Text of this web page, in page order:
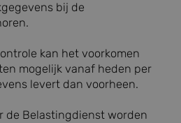
bij de
.
kan het voorkomen
mogelijk vanaf heden per
levert dan voorheen.
de Belastingdienst worden